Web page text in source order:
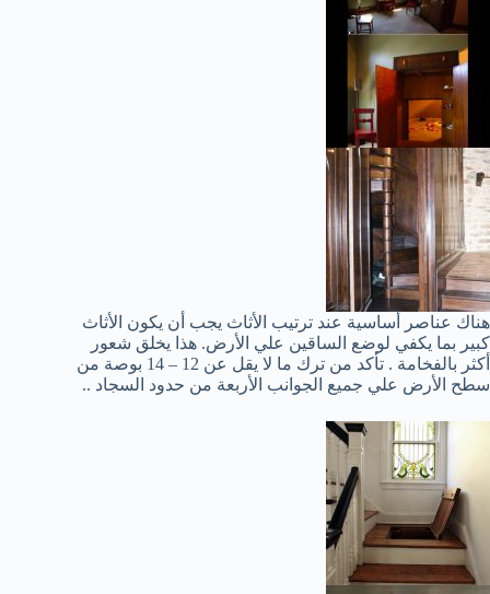
هناك عناصر أساسية عند ترتيب الأثاث يجب أن يكون الأثاث
كبير بما يكفي لوضع الساقين علي الأرض. هذا يخلق شعور
أكثر بالفخامة . تأكد من ترك ما لا يقل عن 12 – 14 بوصة من
سطح الأرض علي جميع الجوانب الأربعة من حدود السجاد ..